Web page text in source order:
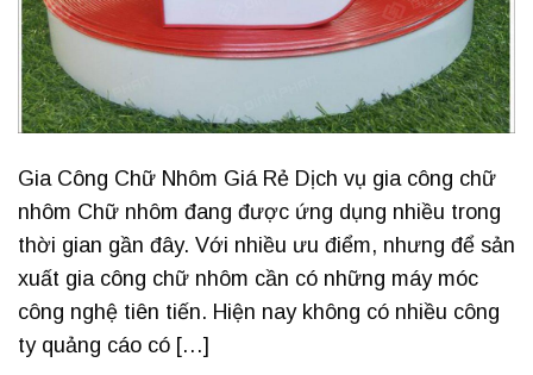
Gia Công Chữ Nhôm Giá Rẻ Dịch vụ gia công chữ
nhôm Chữ nhôm đang được ứng dụng nhiều trong
thời gian gần đây. Với nhiều ưu điểm, nhưng để sản
xuất gia công chữ nhôm cần có những máy móc
công nghệ tiên tiến. Hiện nay không có nhiều công
ty quảng cáo có […]